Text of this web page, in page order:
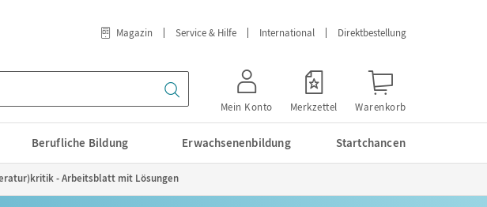
Magazin Service & Hilfe International Direktbestellung
Mein Konto Merkzettel Warenkorb
Berufliche Bildung Erwachsenenbildung Startchancen
- Arbeitsblatt mit Lösungen